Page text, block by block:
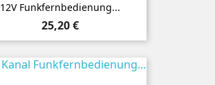
12V Funkfernbedienung...
Preis
25,20 €